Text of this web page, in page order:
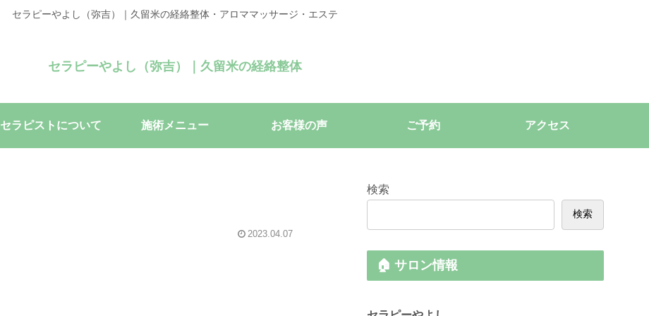
セラピーやよし（弥吉）｜久留米の経絡整体・アロママッサージ・エステ
セラピーやよし（弥吉）｜久留米の経絡整体
セラピストについて 施術メニュー お客様の声 ご予約 アクセス
2023.04.07
検索
検索
🏠 サロン情報